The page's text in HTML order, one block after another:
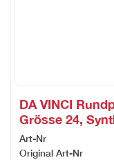
DA VINCI
Grösse 24,
Art-Nr
Original Art-Nr